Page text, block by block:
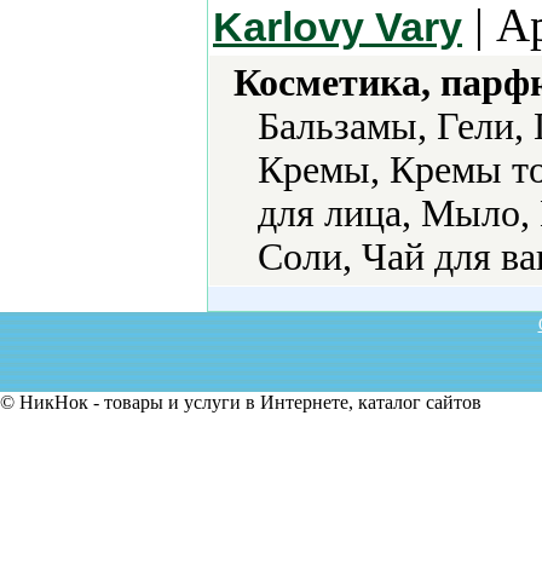
Karlovy Vary |
Косметика,
Бальзамы, Гели,
Кремы, Кремы
для лица, Мыло,
Соли, Чай для
© НикНок - товары и услуги в Интернете, каталог сайтов